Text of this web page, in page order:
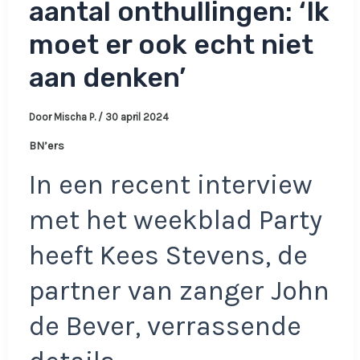
aantal onthullingen: ‘Ik
moet er ook echt niet
aan denken’
Door Mischa P. / 30 april 2024
BN’ers
In een recent interview
met het weekblad Party
heeft Kees Stevens, de
partner van zanger John
de Bever, verrassende